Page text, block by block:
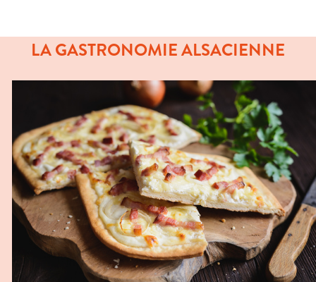
LA GASTRONOMIE ALSACIENNE